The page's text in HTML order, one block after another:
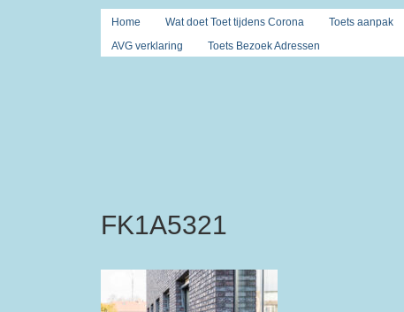
Home Wat doet Toet tijdens Corona Toets aanpak
AVG verklaring
Toets Bezoek Adressen
FK1A5321